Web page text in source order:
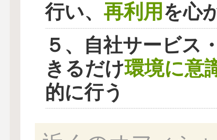
行い、 再利用を心
５、自社サービス
きるだけ環境に意
的に行う